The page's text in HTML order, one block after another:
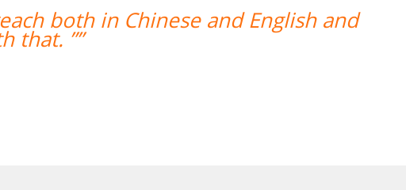
both in Chinese and English and
that. ””